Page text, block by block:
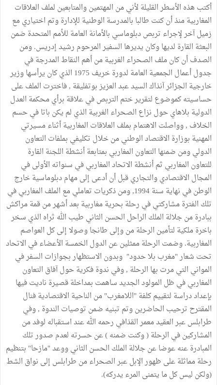
أكتب هذه الأسطر القليلة لأني من المهتمين والمتابعين لملف العلاقات
المغاربية منذ أن كنت طالبا بالمدرسة الوطنية للإدارة وتم اختياري مع
زميل آخر لإجراء تربص دبلوماسي بالأمانة العامة للأمم المتحدة ضمن
البعثة القارة لديها وكان يديرها السفير المرحوم رشيد إدريس. ومن
الصدف أن كان ملف الصحراء الغربية من أهم النقاط المدرجة في
جدول أعمال الجمعية العامة لدورة خريف 1975 الذي كان يرأسها وزير
خارجية الجزائر آنذاك السيد عبد العزيز بوتفليقة , فاخترت الملف على
حساسيته كموضوع لتقرير ختم التربص في علاقة برأي محكمة العدل
الدولية بلاهاي حول نزاع الصحراء الغربية الذي لم يكن باتا في حسم
الخلاف , وواصلت الاهتمام بملف العلاقات المغاربية أثناء مسيرتي
المهنية بوزارة الاقتصاد الوطني من خلال تكليفي بملفات التعاون
الدولي ومن ضمنها التعاون المغاربي بمتابعة أنشطة اللجنة القارة
للتعاون المغاربي ثم أنشطة الاتحاد المغاربي في سنواته الأولى في
المجال الاقتصادي والتجاري قبل أن أدعى إلى مهام دبلوماسية خارج
الوطن في نهاية سنة 1994, ومن ذكريات تعاملي مع الملف المغاربي في
تلك الفترة مشاركتي في رحلة بحرية مغاربية بعد أشهر من قمة مراكش
ببادرة من جلالة الملك الراحل الحسن الثاني طيب الله ثراه الذي سخر
باخرة ملكية لتأمين الرحلة من وإلى طانجا وصولا إلى كل العواصم
المغاربية. وضمت الرحلة ممثلين عن الدول الخمسة الأعضاء في الاتحاد
تحت شعار "مغرب بلا حدود" وبدون الاستظهار بجوازات السفر في
المواني التي مرت بها الرحلة , وفي ندوة فكرية حول آفاق التعاون
المغاربي في ظل المولود الجديد ساهمت بمداخلة قصيرة ناديت فيها
بإعداد دراسة لتقييم كلفة "اللامغرب" من الناحية الاقتصادية فنال
المقترح ترحيب الحاضرين وتم تبنيه ضمن توصيات الندوة , وفي
طرابلس عبر العقيد معمر القذافي رحمه الله عند استقباله لوفد من
المشاركين في الرحلة ( وكنت ضمنه ) عن حسرته لعدم صدور تلك
المبادرة عنه عوضا عن جلالة الملك الحسن الثاني ووعد "مازحا" بتنظيم
رحلة مماثلة على ظهور الإبل عبر الصحراء من طرابلس إلى نواق الشط
(ولكن ليس كل ما يتمنى المرء يدركه).